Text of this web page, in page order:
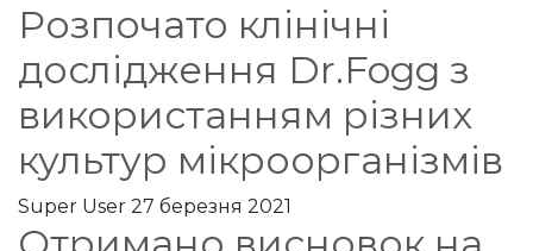
Розпочато клінічні
дослідження Dr.Fogg з
використанням різних
культур мікроорганізмів
Super User 27 березня 2021